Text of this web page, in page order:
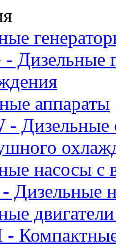
Дизельные
аппараты
- Дизельные
насосы
Дизельные